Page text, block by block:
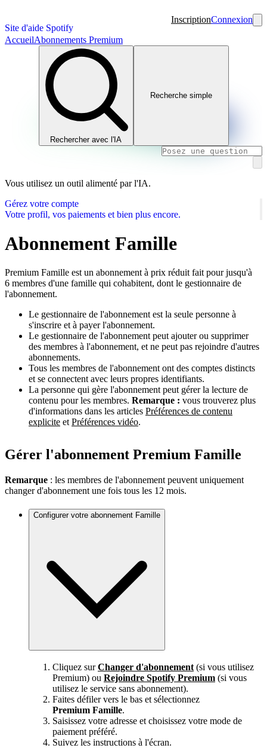
Site d'aide Spotify
InscriptionConnexion
AccueilAbonnements Premium
Rechercher avec l'IA
Recherche simple
Vous utilisez un outil alimenté par l'IA.
Gérez votre compte
Votre profil, vos paiements et bien plus encore.
Abonnement Famille
Premium Famille est un abonnement à prix réduit fait pour jusqu'à
6 membres d'une famille qui cohabitent, dont le gestionnaire de
l'abonnement.
Le gestionnaire de l'abonnement est la seule personne à
s'inscrire et à payer l'abonnement.
Le gestionnaire de l'abonnement peut ajouter ou supprimer
des membres à l'abonnement, et ne peut pas rejoindre d'autres
abonnements.
Tous les membres de l'abonnement ont des comptes distincts
et se connectent avec leurs propres identifiants.
La personne qui gère l'abonnement peut gérer la lecture de
contenu pour les membres. Remarque : vous trouverez plus
d'informations dans les articles Préférences de contenu
explicite et Préférences vidéo.
Gérer l'abonnement Premium Famille
Remarque : les membres de l'abonnement peuvent uniquement
changer d'abonnement une fois tous les 12 mois.
Configurer votre abonnement Famille
Cliquez surChanger d'abonnement (si vous utilisez
Premium) ou Rejoindre Spotify Premium (si vous
utilisez le service sans abonnement).
Faites défiler vers le bas et sélectionnez
Premium Famille.
Saisissez votre adresse et choisissez votre mode de
paiement préféré.
Suivez les instructions à l'écran.